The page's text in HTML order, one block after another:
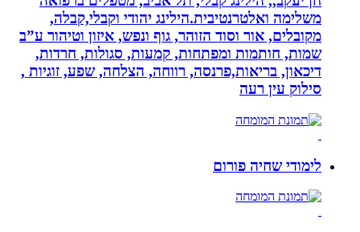
משלימה ואלטרנטיבית.הילינג יהודי וקבלי,קבלה,
מקובלים, אור וסוד הזוהר, גוף ונפש, איזון וטיהור ע”ב
שמות, חותמות ומפתחות, קמעות, סגולות, חרדות,
דיכאון, בריאות,פרנסה, רווחה, הצלחה, שפע, זוגיות ,
סילוק עין רעה
לימודי שחיה פורום